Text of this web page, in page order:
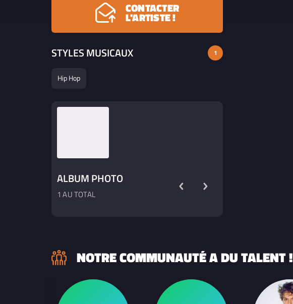
CONTACTER
L'ARTISTE !
STYLES MUSICAUX 1
Hip Hop
ALBUM PHOTO
1 AU TOTAL
NOTRE COMMUNAUTÉ A DU TALENT !